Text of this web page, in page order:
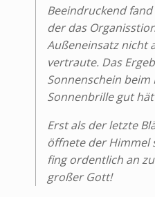
Beeindruckend
der das
Außeneinsatz nicht
vertraute. Das
Sonnenschein beim
Sonnenbrille gut
Erst als der letzte
öffnete der Himmel
fing ordentlich an
großer Gott!